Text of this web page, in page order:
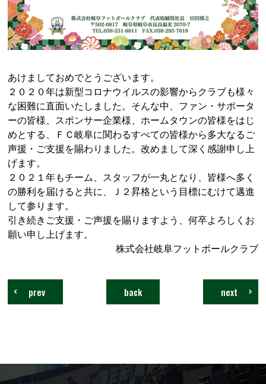
あけましておめでとうございます。
２０２０年は新型コロナウイルスの影響からクラブも様々
な困難に直面いたしました。そんな中、ファン・サポータ
ーの皆様、スポンサー企業様、ホームタウンの皆様をはじ
めとする、ＦＣ岐阜に関わるすべての皆様から多大なるご
声援・ご支援を賜わりました。改めまして深く感謝申し上
げます。
２０２１年もチーム、スタッフが一丸となり、皆様へ多く
の勝利を届けると共に、Ｊ２昇格という目標にむけて邁進
して参ります。
引き続きご支援・ご声援を賜りますよう、何卒よろしくお
願い申し上げます。
株式会社岐阜フットボールクラブ
next
back
prev